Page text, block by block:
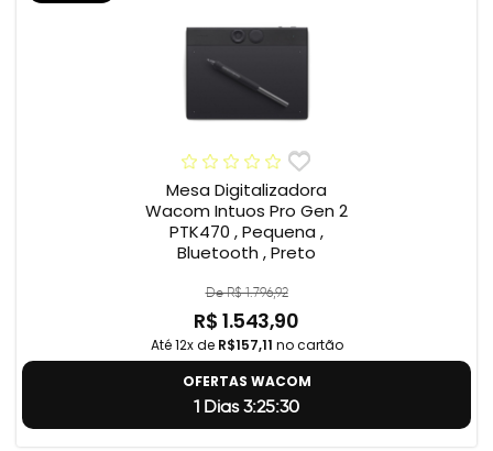
Mesa Digitalizadora
Wacom Intuos Pro Gen 2
PTK470 , Pequena ,
Bluetooth , Preto
De R$ 1.796,92
R$ 1.543,90
Até 12x de R$157,11 no cartão
OFERTAS WACOM
1 Dias 3:25:29